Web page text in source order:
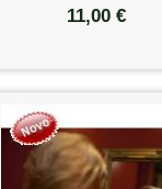
11,00 €